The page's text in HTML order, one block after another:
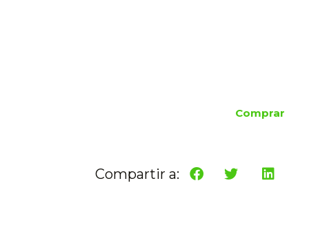
Comprar
Compartir a: